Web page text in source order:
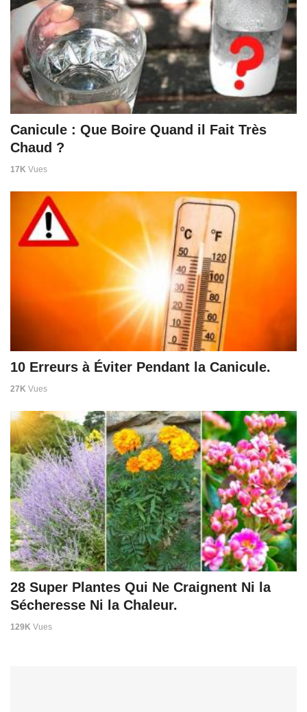
Canicule : Que Boire Quand il Fait Très
Chaud ?
17K Vues
10 Erreurs à Éviter Pendant la Canicule.
27K Vues
28 Super Plantes Qui Ne Craignent Ni la
Sécheresse Ni la Chaleur.
129K Vues